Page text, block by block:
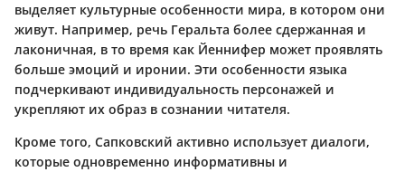
выделяет культурные особенности мира, в котором они
живут. Например, речь Геральта более сдержанная и
лаконичная, в то время как Йеннифер может проявлять
больше эмоций и иронии. Эти особенности языка
подчеркивают индивидуальность персонажей и
укрепляют их образ в сознании читателя.
Кроме того, Сапковский активно использует диалоги,
которые одновременно информативны и